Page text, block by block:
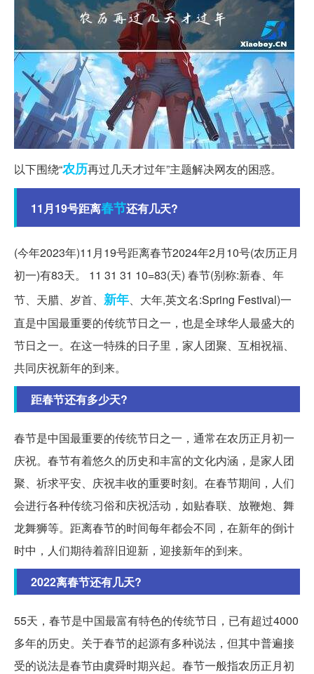
以下围绕“农历再过几天才过年”主题解决网友的困惑。
11月19号距离春节还有几天?
(今年2023年)11月19号距离春节2024年2月10号(农历正月
初一)有83天。 11 31 31 10=83(天) 春节(别称:新春、年
节、天腊、岁首、 新年、大年,英文名:Spring Festival)一
直是中国最重要的传统节日之一，也是全球华人最盛大的
节日之一。在这一特殊的日子里，家人团聚、互相祝福、
共同庆祝新年的到来。
距春节还有多少天?
春节是中国最重要的传统节日之一，通常在农历正月初一
庆祝。春节有着悠久的历史和丰富的文化内涵，是家人团
聚、祈求平安、庆祝丰收的重要时刻。在春节期间，人们
会进行各种传统习俗和庆祝活动，如贴春联、放鞭炮、舞
龙舞狮等。距离春节的时间每年都会不同，在新年的倒计
时中，人们期待着辞旧迎新，迎接新年的到来。
2022离春节还有几天?
55天，春节是中国最富有特色的传统节日，已有超过4000
多年的历史。关于春节的起源有多种说法，但其中普遍接
受的说法是春节由虞舜时期兴起。春节一般指农历正月初